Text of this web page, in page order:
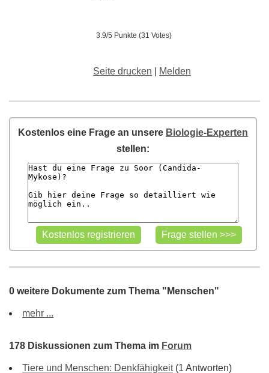
3.9/5 Punkte (31 Votes)
Seite drucken Melden
Kostenlos eine Frage an unsere Biologie-Experten
stellen:
0 weitere Dokumente zum Thema "Menschen"
mehr ...
178 Diskussionen zum Thema im Forum
Tiere und Menschen: Denkfähigkeit(1 Antworten)